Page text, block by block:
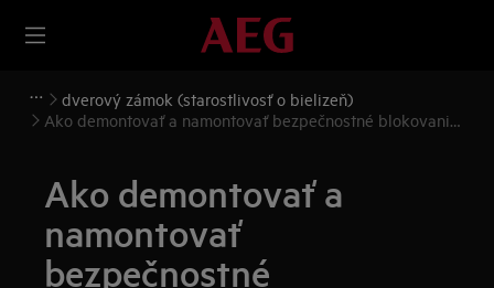
dverový zámok (starostlivosť o bielizeň)
Ako demontovať a namontovať bezpečnostné blokovanie
Ako demontovať a
namontovať
bezpečnostné